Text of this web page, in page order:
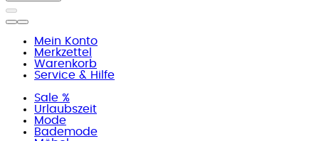
Mein Konto
Merkzettel
Warenkorb
Service & Hilfe
Sale %
Urlaubszeit
Mode
Bademode